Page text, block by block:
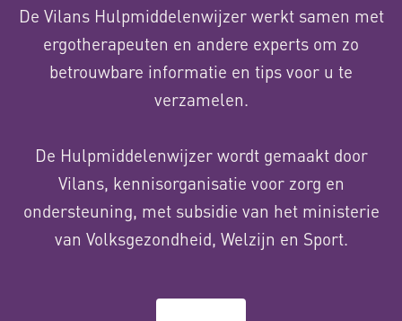
De Vilans Hulpmiddelenwijzer werkt samen met
ergotherapeuten en andere experts om zo
betrouwbare informatie en tips voor u te
verzamelen.
De Hulpmiddelenwijzer wordt gemaakt door
Vilans, kennisorganisatie voor zorg en
ondersteuning, met subsidie van het ministerie
van Volksgezondheid, Welzijn en Sport.